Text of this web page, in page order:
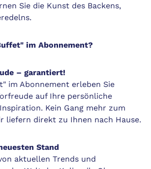
Sie die Kunst des Backens,
im Abonnement?
– garantiert!
im Abonnement erleben Sie
auf Ihre persönliche
Kein Gang mehr zum
liefern direkt zu Ihnen nach Hause.
Stand
aktuellen Trends und